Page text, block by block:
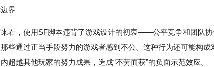
界
来看，使用SF脚本违背了游戏设计的初衷——公平竞争和团队
些通过正当手段努力的游戏者感到不公。这种行为还可能构
超越其他玩家的努力成果，造成“不劳而获”的负面示范效应。